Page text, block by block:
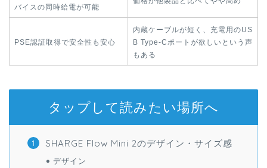
バイスの同時給電が可能
PSE認証取得で安全性も安心
内蔵ケーブルが短く、充電用のUS
B Type-Cポートが欲しいという声
もある
タップして読みたい場所へ
SHARGE Flow Mini 2のデザイン・サイズ感
デザイン